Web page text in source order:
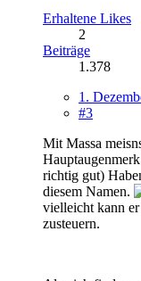
Erhaltene Likes
2
Beiträge
1.378
1.
#3
Mit Massa
richtig gut)
diesem Namen.
vielleicht kann
zusteuern.